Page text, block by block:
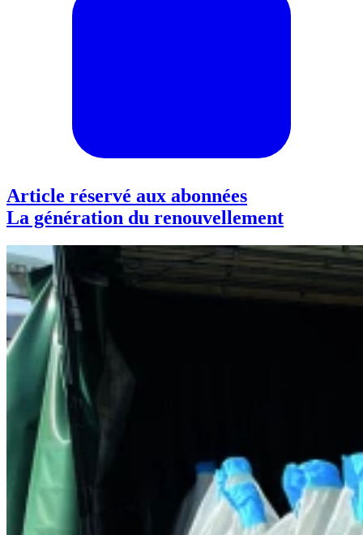
Article réservé aux abonnées
La génération du renouvellement